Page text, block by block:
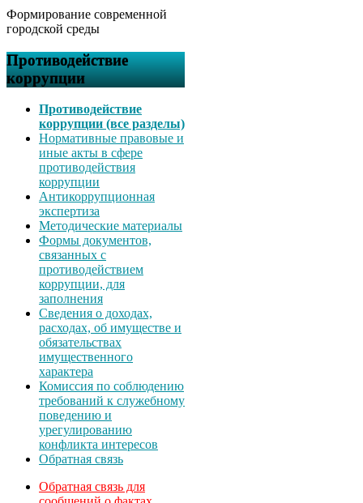
Формирование современной
городской среды
Противодействие
коррупции
Противодействие
коррупции (все разделы)
Нормативные правовые и
иные акты в сфере
противодействия
коррупции
Антикоррупционная
экспертиза
Методические материалы
Формы документов,
связанных с
противодействием
коррупции, для
заполнения
Сведения о доходах,
расходах, об имуществе и
обязательствах
имущественного
характера
Комиссия по соблюдению
требований к служебному
поведению и
урегулированию
конфликта интересов
Обратная связь
Обратная связь для